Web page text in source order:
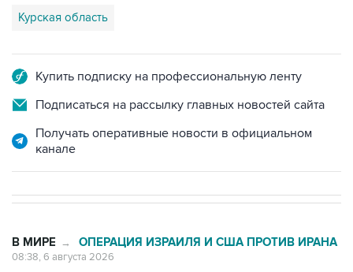
Курская область
Купить подписку на профессиональную ленту
Подписаться на рассылку главных новостей сайта
Получать оперативные новости в официальном
канале
В МИРЕ → ОПЕРАЦИЯ ИЗРАИЛЯ И США ПРОТИВ ИРАНА
08:38, 6 августа 2026